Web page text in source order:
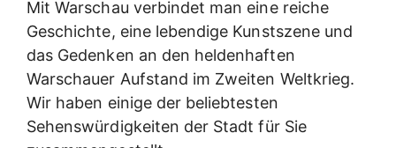
Mit Warschau verbindet man eine reiche
Geschichte, eine lebendige Kunstszene und
das Gedenken an den heldenhaften
Warschauer Aufstand im Zweiten Weltkrieg.
Wir haben einige der beliebtesten
Sehenswürdigkeiten der Stadt für Sie